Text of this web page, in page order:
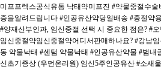
미프프렉스공식유통 낙태약미프진 #약물중절수술
증을알려드립니다 #인공유산약당일배송 #중절약
#양재산부인과, 임신중절 선택 시 중요한 점은? #
임신중절약임신중절약어디서판매하나요? #강남
동 약물낙태 #센텀 약물낙태 #인공유산약물 #범내
신초기증상 (우먼온리원) 임신5주인공유산 #소새